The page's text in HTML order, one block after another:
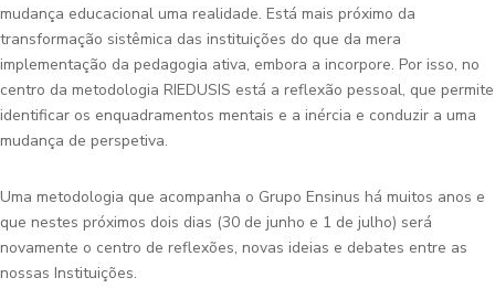
mudança educacional uma realidade. Está mais próximo da
transformação sistêmica das instituições do que da mera
implementação da pedagogia ativa, embora a incorpore. Por isso, no
centro da metodologia RIEDUSIS está a reflexão pessoal, que permite
identificar os enquadramentos mentais e a inércia e conduzir a uma
mudança de perspetiva.
Uma metodologia que acompanha o Grupo Ensinus há muitos anos e
que nestes próximos dois dias (30 de junho e 1 de julho) será
novamente o centro de reflexões, novas ideias e debates entre as
nossas Instituições.